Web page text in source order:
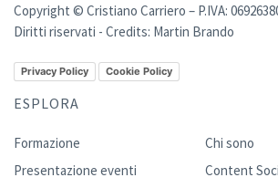
Copyright © Cristiano Carriero – P.IVA:
Diritti riservati - Credits: Martin Brando
Privacy Policy Cookie Policy
ESPLORA
Formazione
Presentazione eventi
Chi sono
Content